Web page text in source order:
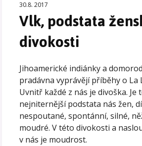
30.8. 2017
Vlk, podstata
divokosti
Jihoamerické indiánky a
pradávna vyprávějí příběhy o La
Uvnitř každé z nás je divoška. Je
nejniternější podstata nás žen,
nespoutané, spontánní, silné,
moudré. V této divokosti a
v nás je moudrost.